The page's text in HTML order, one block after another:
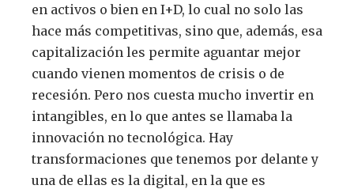
en activos o bien en I+D, lo cual no solo las
hace más competitivas, sino que, además, esa
capitalización les permite aguantar mejor
cuando vienen momentos de crisis o de
recesión. Pero nos cuesta mucho invertir en
intangibles, en lo que antes se llamaba la
innovación no tecnológica. Hay
transformaciones que tenemos por delante y
una de ellas es la digital, en la que es